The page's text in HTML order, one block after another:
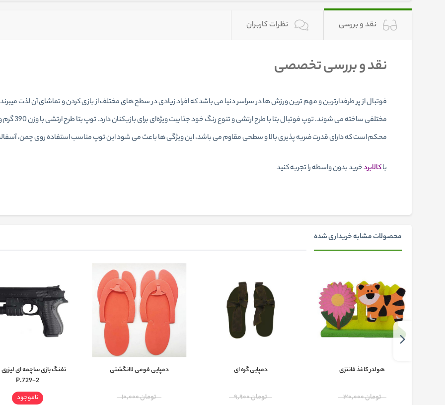
نقد و بررسی نظرات کاربران
نقد و بررسی تخصصی
فوتبال از پر طرفدارترین و مهم ترین ورزش ها در سراسر دنیا می باشد که افراد زیادی در سطح های مختلف از بازی کردن و تماشای آن لذت
محکم است که دارای قدرت ضربه پذیری بالا و سطحی مقاوم می باشد، این ویژگی ها باعث می شود این توپ مناسب استفاده روی چمن،
باکالابردخرید بدون واسطه را تجربه کنید
محصولات مشابه خریداری شده
هولدر کاغذ فانتزی
تومان 30,000
دمپایی گره ای
تومان 9,900
دمپایی فومی لاانگشتی
تومان 10,000
تفنگ بازی ساچمه ای
P.729-2
ناموجود